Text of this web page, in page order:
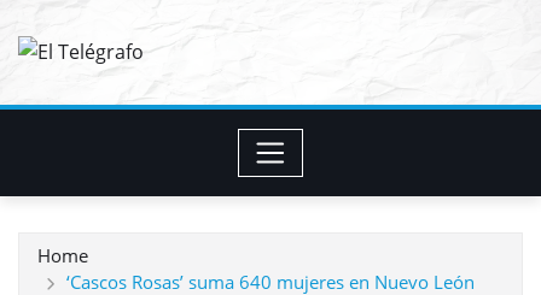
Home
‘Cascos Rosas’ suma 640 mujeres en Nuevo León